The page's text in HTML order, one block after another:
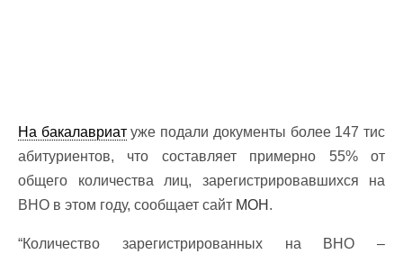
На бакалавриатуже подали документы более 147 тис
абитуриентов, что составляет примерно 55% от
общего количества лиц, зарегистрировавшихся на
ВНО в этом году, сообщает сайт МОН .
“Количество зарегистрированных на ВНО –